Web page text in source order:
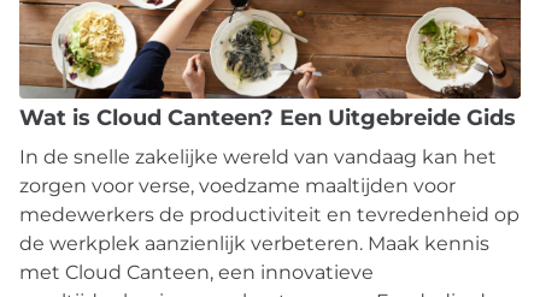
Wat is Cloud Canteen? Een Uitgebreide Gids
In de snelle zakelijke wereld van vandaag kan het
zorgen voor verse, voedzame maaltijden voor
medewerkers de productiviteit en tevredenheid op
de werkplek aanzienlijk verbeteren. Maak kennis
met Cloud Canteen, een innovatieve